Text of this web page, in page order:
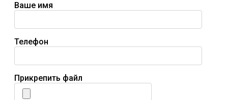
Ваше имя
Телефон
Прикрепить файл